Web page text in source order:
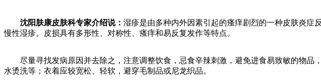
沈阳肤康皮肤科专家介绍说： 湿疹是由多种内外因素引起的瘙痒剧烈的一种皮肤炎症
慢性湿疹。皮损具有多形性、对称性、瘙痒和易反复发作等特点。
尽量寻找发病原因并去除之，注意调整饮食，忌食辛辣刺激，避免进食易致敏的物品
水烫洗等；衣着应较宽松、轻软，避穿毛制品或尼龙织品。